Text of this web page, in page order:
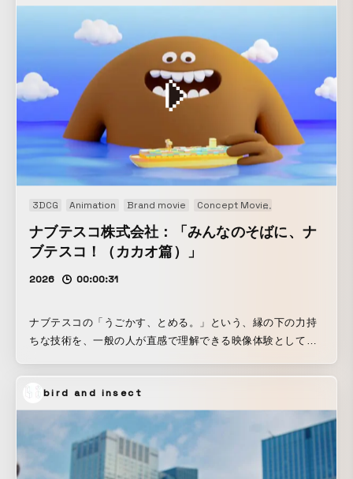
パニーニューピース。彼らが目指す「コミュニティとテクノ
ロジーの力で熱量高いつながりを生み出す」というビジョン
を、多種多様な個性あるキャラクターたちと、活気溢れた熱
狂感あるアニメーションで表現しました。ただ映像をWEBサ
イトへ組み込むだけでなく、より良いユーザー体験になるよ
うに、スタジオディテイルズさんとディスカッションを重ね
て見せ方を工夫しています。例えばスクロールに連動するア
ニメーションでは、ユーザーが没入でき、なおかつ操作して
いて気持ちの良いカメラワークになるように検証を進めまし
た。新たなビジネスへの挑戦と、リブランディングに対して
の熱い想いを、ぜひご自身でサイトを訪れて体験してみてく
ださい。
3DCG Animation Brand movie Concept Movie
ナブテスコ株式会社：「みんなのそばに、ナ
ブテスコ！（カカオ篇）」
2026 00:00:31
ナブテスコの「うごかす、とめる。」という、縁の下の力持
ちな技術を、一般の人が直感で理解できる映像体験として届
3DCG化し、家族の会話を入口に“自分ごと”として受け取れる
導線を設計した。非常に大きくて力持ちのカカオ、器用で柔
軟で変身もこなすピスタ、長い手で細かな作業をキビキビこ
なすベリーが登場し、社会の裏側で働く技術を身近なシーン
へ接続する構成。
bird and insect